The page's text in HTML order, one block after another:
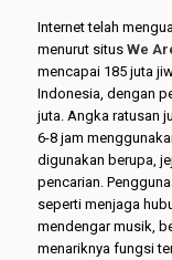
Internet telah
menurut situs We
mencapai 185 juta
Indonesia, dengan
juta. Angka ratusan
6-8 jam
digunakan berupa,
pencarian.
seperti menjaga
mendengar musik,
menariknya fungsi